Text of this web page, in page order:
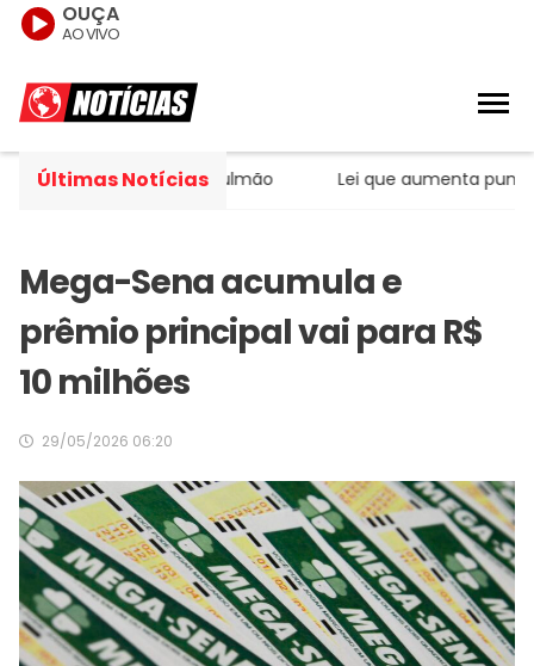
OUÇA
AO VIVO
Últimas Notícias
para o câncer de pulmão Lei que aumenta punição
Mega-Sena acumula e
prêmio principal vai para R$
10 milhões
29/05/2026 06:20